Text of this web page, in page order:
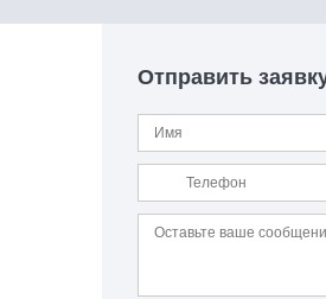
Отправить